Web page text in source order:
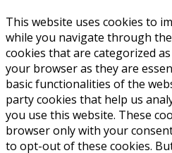
This website uses cookies to
while you navigate through
cookies that are categorized
your browser as they are
basic functionalities of the
party cookies that help us
you use this website. These
browser only with your
to opt-out of these cookies.